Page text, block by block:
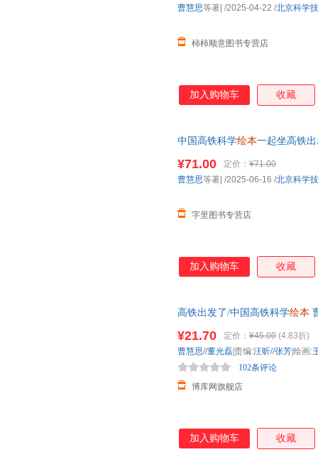
柿柿顺意图书专营店
曹慧思等著| /2025-04-22 /北京科学
加入购物车 收藏
中国高铁科学绘本一起坐高铁
¥71.00 定价： ¥71.00
字里图书专营店
曹慧思等著| /2025-06-16 /北京科学
加入购物车 收藏
高铁出发了/中国高铁科学绘本
¥21.70 定价： ¥45.00 (4.83折)
博库网旗舰店
102条评论
曹慧思//董光磊|责编:汪昕//张芳|绘画:
加入购物车 收藏